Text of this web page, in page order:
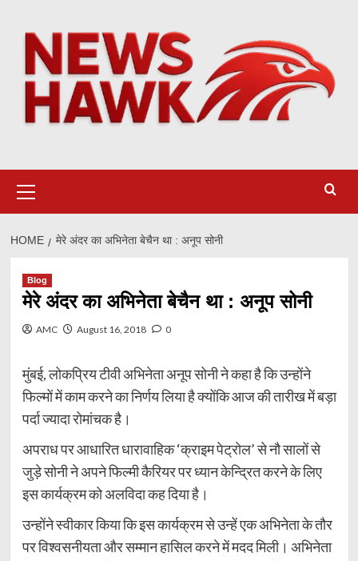
content
Menu
HOME मेरे अंदर का अभिनेता बेचैन था : अनूप सोनी
Blog
मेरे अंदर का अभिनेता बेचैन था : अनूप सोनी
AMC August 16, 2018 0
मुंबई, लोकप्रिय टीवी अभिनेता अनूप सोनी ने कहा है कि उन्होंने
फिल्मों में काम करने का निर्णय लिया है क्योंकि आज की तारीख में बड़ा
पर्दा ज्यादा रोमांचक है।
अपराध पर आधारित धारावाहिक ‘क्राइम पेट्रोल’ से नौ सालों से
जुड़े सोनी ने अपने फिल्मी कैरियर पर ध्यान केन्द्रित करने के लिए
इस कार्यक्रम को अलविदा कह दिया है।
उन्होंने स्वीकार किया कि इस कार्यक्रम से उन्हें एक अभिनेता के तौर
पर विश्वसनीयता और सम्मान हासिल करने में मदद मिली। अभिनेता